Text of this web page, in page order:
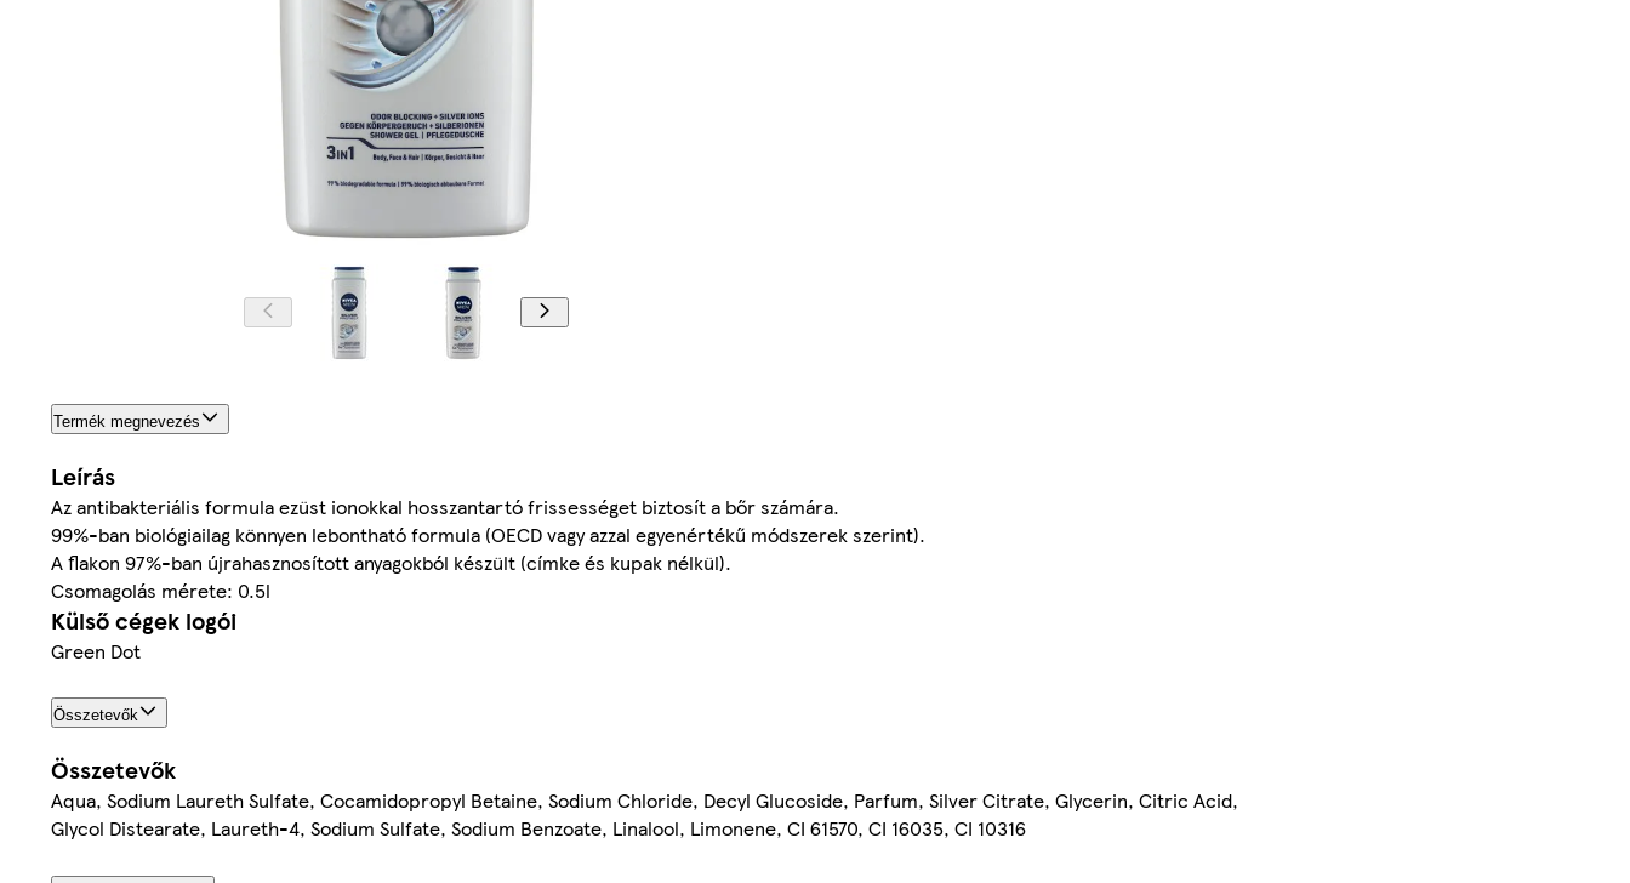
Termék megnevezés
Leírás
Az antibakteriális formula ezüst ionokkal hosszantartó frissességet biztosít a bőr számára.
99%-ban biológiailag könnyen lebontható formula (OECD vagy azzal egyenértékű módszerek szerint).
A flakon 97%-ban újrahasznosított anyagokból készült (címke és kupak nélkül).
Csomagolás mérete: 0.5l
Külső cégek logói
Green Dot
Összetevők
Összetevők
Aqua, Sodium Laureth Sulfate, Cocamidopropyl Betaine, Sodium Chloride, Decyl Glucoside, Parfum, Silver Citrate, Glycerin, Citric Acid,
Glycol Distearate, Laureth-4, Sodium Sulfate, Sodium Benzoate, Linalool, Limonene, CI 61570, CI 16035, CI 10316